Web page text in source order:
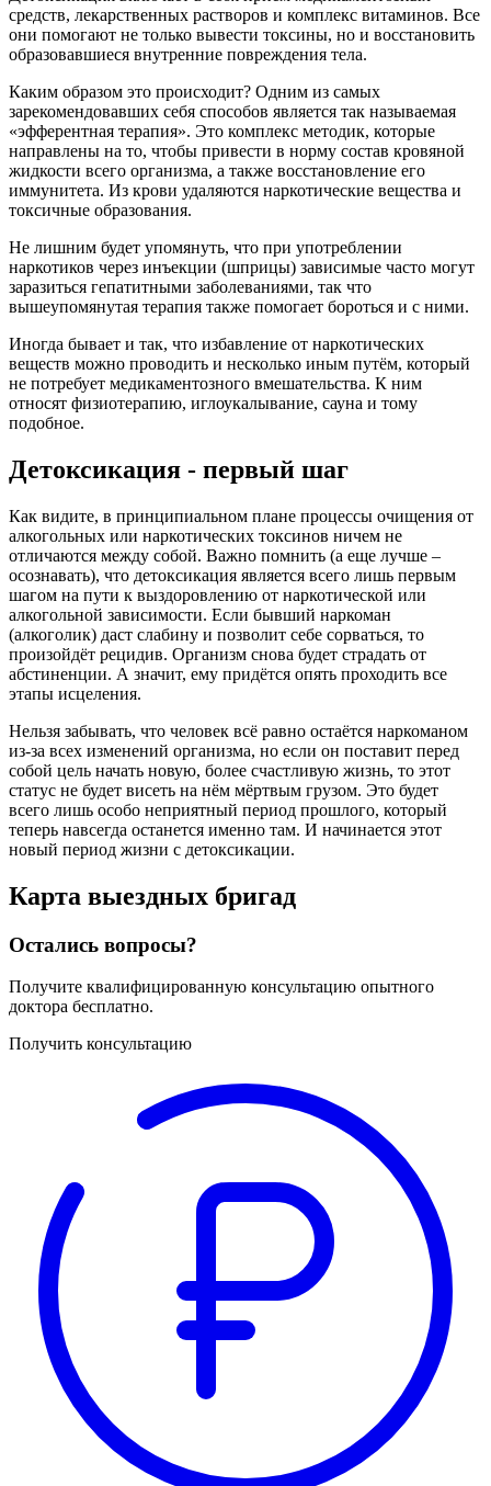
средств, лекарственных растворов и комплекс витаминов. Все
они помогают не только вывести токсины, но и восстановить
образовавшиеся внутренние повреждения тела.
Каким образом это происходит? Одним из самых
зарекомендовавших себя способов является так называемая
«эфферентная терапия». Это комплекс методик, которые
направлены на то, чтобы привести в норму состав кровяной
жидкости всего организма, а также восстановление его
иммунитета. Из крови удаляются наркотические вещества и
токсичные образования.
Не лишним будет упомянуть, что при употреблении
наркотиков через инъекции (шприцы) зависимые часто могут
заразиться гепатитными заболеваниями, так что
вышеупомянутая терапия также помогает бороться и с ними.
Иногда бывает и так, что избавление от наркотических
веществ можно проводить и несколько иным путём, который
не потребует медикаментозного вмешательства. К ним
относят физиотерапию, иглоукалывание, сауна и тому
подобное.
Детоксикация - первый шаг
Как видите, в принципиальном плане процессы очищения от
алкогольных или наркотических токсинов ничем не
отличаются между собой. Важно помнить (а еще лучше –
осознавать), что детоксикация является всего лишь первым
шагом на пути к выздоровлению от наркотической или
алкогольной зависимости. Если бывший наркоман
(алкоголик) даст слабину и позволит себе сорваться, то
произойдёт рецидив. Организм снова будет страдать от
абстиненции. А значит, ему придётся опять проходить все
этапы исцеления.
Нельзя забывать, что человек всё равно остаётся наркоманом
из-за всех изменений организма, но если он поставит перед
собой цель начать новую, более счастливую жизнь, то этот
статус не будет висеть на нём мёртвым грузом. Это будет
всего лишь особо неприятный период прошлого, который
теперь навсегда останется именно там. И начинается этот
новый период жизни с детоксикации.
Карта выездных бригад
Остались вопросы?
Получите квалифицированную консультацию опытного
доктора бесплатно.
Получить консультацию